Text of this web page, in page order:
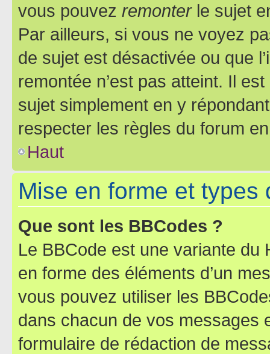
vous pouvez remonterle sujet
Par ailleurs, si vous ne voyez
de sujet est désactivée ou que
remontée n’est pas atteint. Il
sujet simplement en y
respecter les règles du forum
Haut
Mise en forme et types
Que sont les BBCodes ?
Le BBCode est une variante du
en forme des éléments d’un
vous pouvez utiliser les
dans chacun de vos messages
formulaire de rédaction de